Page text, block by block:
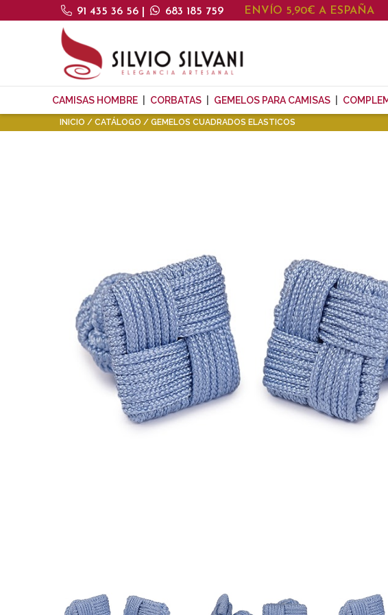
91 435 36 56 683 185 759 ENVÍO 5,90€ A ESPAÑA
CAMISAS HOMBRE CORBATAS GEMELOS PARA CAMISAS
INICIO CATÁLOGO GEMELOS CUADRADOS ELASTICOS